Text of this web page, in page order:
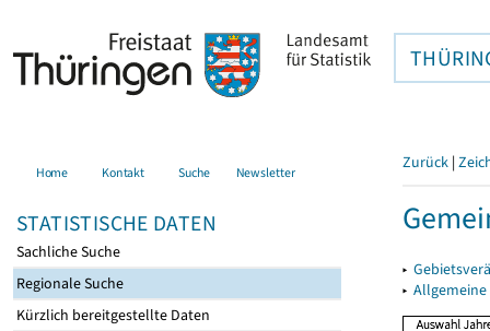
Home Kontakt Suche Newsletter
STATISTISCHE DATEN
Sachliche Suche
Regionale Suche
Kürzlich bereitgestellte Daten
Zurück |
▸
▸